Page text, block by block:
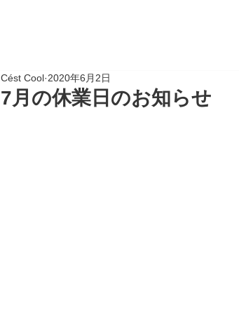
7月の休業日のお知らせ
Cést Cool 2020年6月2日